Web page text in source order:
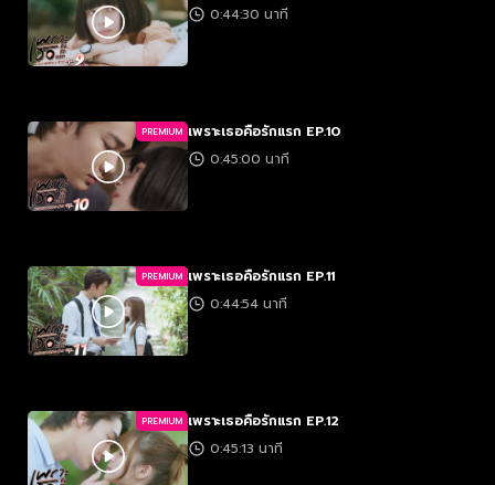
0:44:30 นาที
PREMIUM เพราะเธอคือรักแรก EP.10
0:45:00 นาที
PREMIUM เพราะเธอคือรักแรก EP.11
0:44:54 นาที
PREMIUM เพราะเธอคือรักแรก EP.12
0:45:13 นาที